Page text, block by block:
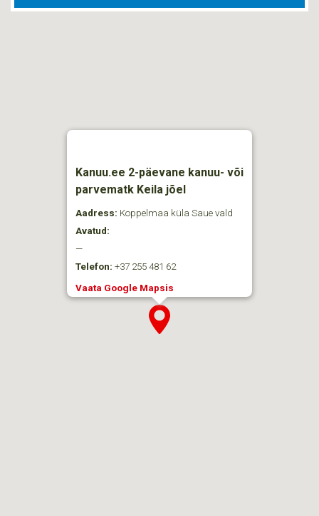
Kanuu.ee 2-päevane kanuu- või
parvematk Keila jõel
Aadress: Koppelmaa küla Saue vald
Avatud:
—
Telefon: +37 255 481 62
Vaata Google Mapsis